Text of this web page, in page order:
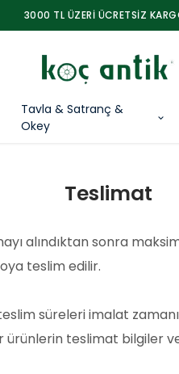
3000 TL ÜZERİ ÜCRETSİZ
Tavla & Satranç &
Okey
Teslimat
alındıktan sonra
teslim edilir.
süreleri imalat
teslimat bilgiler